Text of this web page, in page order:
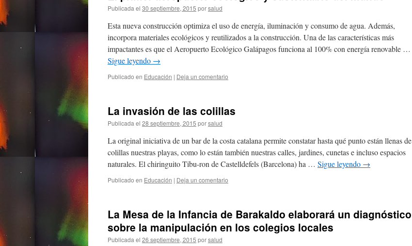
Publicada el 30 septiembre, 2015 porsalud
Esta nueva construcción optimiza el uso de energía, iluminación y consumo de agua. Además,
incorpora materiales ecológicos y reutilizados a la construcción. Una de las características más
impactantes es que el Aeropuerto Ecológico Galápagos funciona al 100% con energía renovable …
Sigue leyendo →
Publicado en Educación | Deja un comentario
La invasión de las colillas
Publicada el 28 septiembre, 2015 porsalud
La original iniciativa de un bar de la costa catalana permite constatar hasta qué punto están llenas de
colillas nuestras playas, como lo están también nuestras calles, jardines, cunetas e incluso espacios
naturales. El chiringuito Tibu-ron de Castelldefels (Barcelona) ha … Sigue leyendo →
Publicado en Educación | Deja un comentario
La Mesa de la Infancia de Barakaldo elaborará un diagnóstico
sobre la manipulación en los colegios locales
Publicada el 26 septiembre, 2015 porsalud